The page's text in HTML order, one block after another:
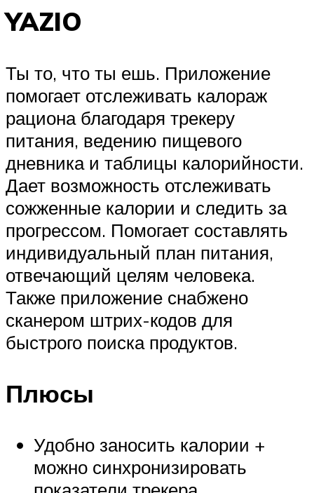
YAZIO
Ты то, что ты ешь. Приложение
помогает отслеживать калораж
рациона благодаря трекеру
питания, ведению пищевого
дневника и таблицы калорийности.
Дает возможность отслеживать
сожженные калории и следить за
прогрессом. Помогает составлять
индивидуальный план питания,
отвечающий целям человека.
Также приложение снабжено
сканером штрих-кодов для
быстрого поиска продуктов.
Плюсы
Удобно заносить калории +
можно синхронизировать